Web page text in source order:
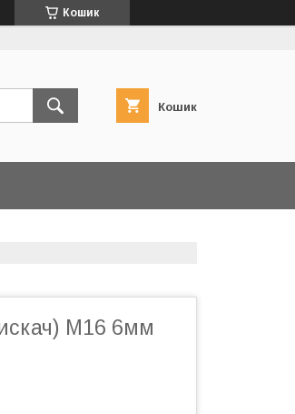
Кошик
Кошик
М16 6мм